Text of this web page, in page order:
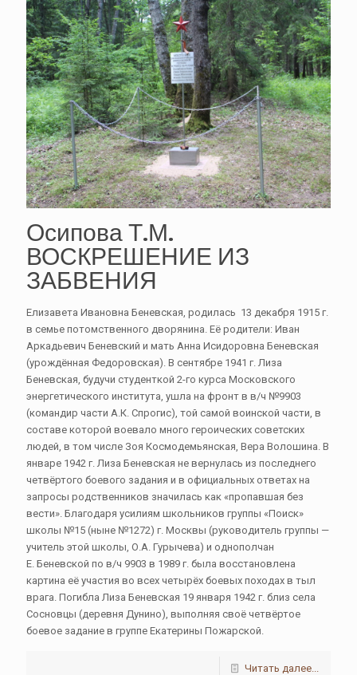
Осипова Т.М.
ВОСКРЕШЕНИЕ ИЗ
ЗАБВЕНИЯ
Елизавета Ивановна Беневская, родилась 13 декабря 1915 г.
в семье потомственного дворянина. Её родители: Иван
Аркадьевич Беневский и мать Анна Исидоровна Беневская
(урождённая Федоровская). В сентябре 1941 г. Лиза
Беневская, будучи студенткой 2-го курса Московского
энергетического института, ушла на фронт в в/ч №9903
(командир части А.К. Спрогис), той самой воинской части, в
составе которой воевало много героических советских
людей, в том числе Зоя Космодемьянская, Вера Волошина. В
январе 1942 г. Лиза Беневская не вернулась из последнего
четвёртого боевого задания и в официальных ответах на
запросы родственников значилась как «пропавшая без
вести». Благодаря усилиям школьников группы «Поиск»
школы №15 (ныне №1272) г. Москвы (руководитель группы —
учитель этой школы, О.А. Гурычева) и однополчан
Е. Беневской по в/ч 9903 в 1989 г. была восстановлена
картина её участия во всех четырёх боевых походах в тыл
врага. Погибла Лиза Беневская 19 января 1942 г. близ села
Сосновцы (деревня Дунино), выполняя своё четвёртое
боевое задание в группе Екатерины Пожарской.
Читать далее...